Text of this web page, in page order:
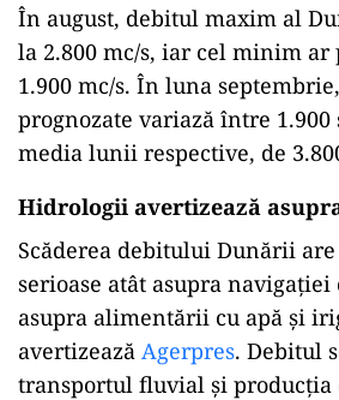
În august, debitul maxim al
la 2.800 mc/s, iar cel minim ar
1.900 mc/s. În luna
prognozate variază între 1.900
media lunii respective, de
Hidrologii avertizează
Scăderea debitului Dunării
serioase atât asupra
asupra alimentării cu apă și
avertizează Agerpres. Debitul
transportul fluvial și producția